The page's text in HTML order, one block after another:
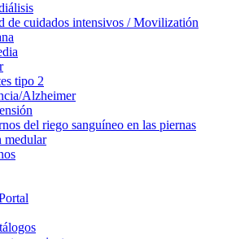
de cuidados intensivos / Movilizatión
tipo 2
Alzheimer
del riego sanguíneo en las piernas
medular